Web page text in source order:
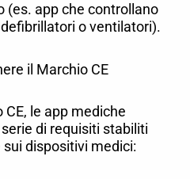
(es. app che controllano
o ventilatori).
il Marchio CE
le app mediche
di requisiti stabiliti
dispositivi medici: